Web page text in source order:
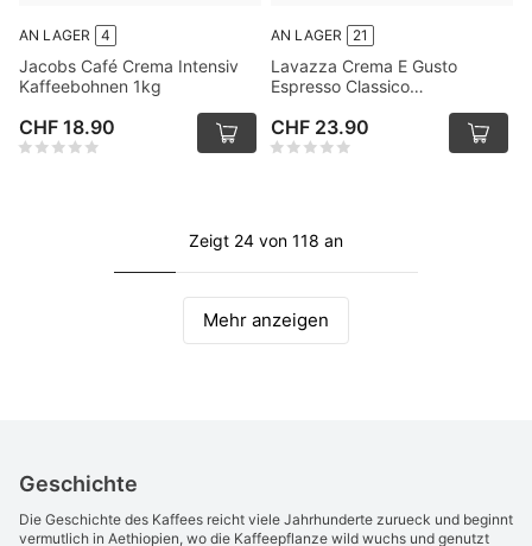
AN LAGER 4
Jacobs Café Crema Intensiv
Kaffeebohnen 1kg
CHF 18.90
AN LAGER 21
Lavazza Crema E Gusto
Espresso Classico
CHF 23.90
Zeigt 24 von 118 an
Mehr anzeigen
Geschichte
Die Geschichte des Kaffees reicht viele Jahrhunderte zurueck und beginnt
vermutlich in Aethiopien, wo die Kaffeepflanze wild wuchs und genutzt